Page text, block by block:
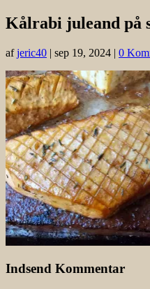
Kålrabi juleand på
afjeric40 | sep 19, 2024 | 0
Indsend Kommentar